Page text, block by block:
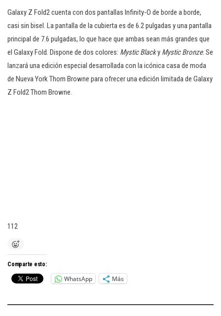
Galaxy Z Fold2 cuenta con dos pantallas Infinity-O de borde a borde,
casi sin bisel. La pantalla de la cubierta es de 6.2 pulgadas y una pantalla
principal de 7.6 pulgadas, lo que hace que ambas sean más grandes que
el Galaxy Fold. Dispone de dos colores: Mystic Blacky Mystic Bronze. Se
lanzará una edición especial desarrollada con la icónica casa de moda
de Nueva York Thom Browne para ofrecer una edición limitada de Galaxy
Z Fold2 Thom Browne.
112
Comparte esto:
WhatsApp Más